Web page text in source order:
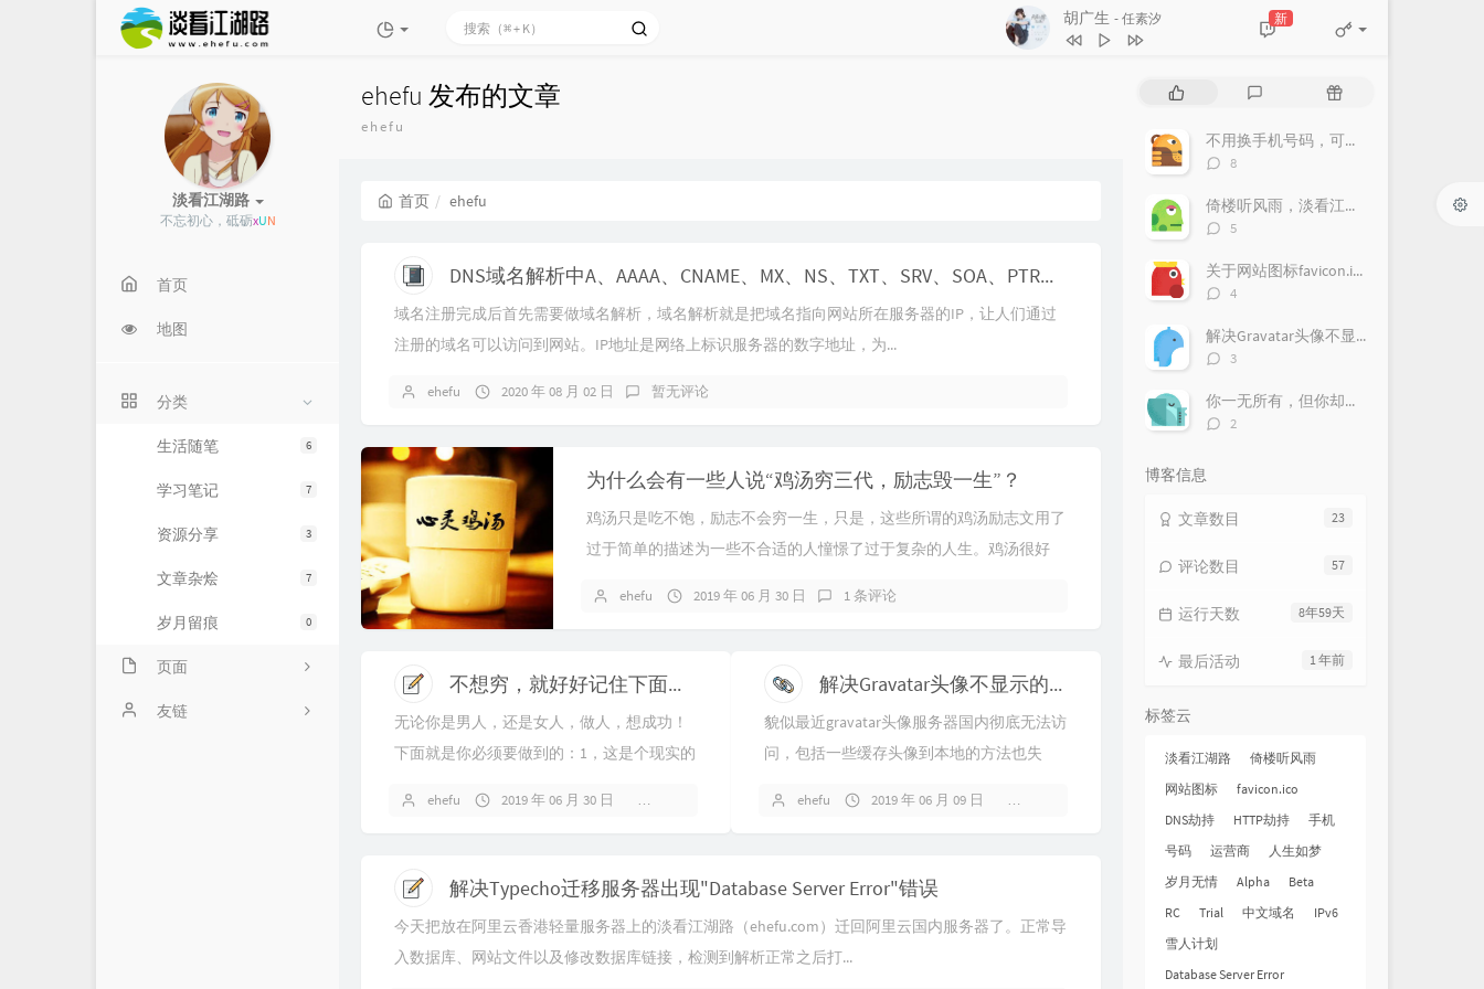
胡广生 - 任素汐 新
淡看江湖路
不忘初心，砥砺前行q
首页
地图
分类
6
生活随笔
7
学习笔记
3
资源分享
7
文章杂烩
0
岁月留痕
页面
关于我
友链
ehefu 发布的文章
ehefu
首页 ehefu
DNS域名解析中A、AAAA、CNAME、MX、NS、TXT、SRV、SOA、PTR各项记录的作用
域名注册完成后首先需要做域名解析，域名解析就是把域名指向网站所在服务器的IP，让人们通过
注册的域名可以访问到网站。IP地址是网络上标识服务器的数字地址，为...
ehefu 2020 年 08 月 02 日 暂无评论
为什么会有一些人说“鸡汤穷三代，励志毁一生”？
鸡汤只是吃不饱，励志不会穷一生，只是，这些所谓的鸡汤励志文用了
过于简单的描述为一些不合适的人憧憬了过于复杂的人生。鸡汤很好
ehefu 2019 年 06 月 30 日 1 条评论
不想穷，就好好记住下面的话！
无论你是男人，还是女人，做人，想成功！
下面就是你必须要做到的：1，这是个现实的
不要相信电影里的故事情节，那只是个供许...
ehefu 2019 年 06 月 30 日
解决Gravatar头像不显示的问题
貌似最近gravatar头像服务器国内彻底无法访
问，包括一些缓存头像到本地的方法也失
慢，现在是根本不能访问，...
ehefu 2019 年 06 月 09 日
解决Typecho迁移服务器出现"Database Server Error"错误
今天把放在阿里云香港轻量服务器上的淡看江湖路（ehefu.com）迁回阿里云国内服务器了。正常导
入数据库、网站文件以及修改数据库链接，检测到解析正常之后打...
评
随
文不用换手机号码，可以自主选择运营商
评
数：
8
倚楼听风雨，淡看江湖路
评
数：
5
关于网站图标favicon.ico
评
数：
4
解决Gravatar头像不显示的问题
评
数：
3
你一无所有，但你却拥有一切
评
2
博客信息
23
文章数目
57
评论数目
8年59天
运行天数
1 年前
最后活动
标签云
淡看江湖路
倚楼听风雨
网站图标
favicon.ico
DNS劫持
HTTP劫持
手机
号码
运营商
人生如梦
岁月无情
Alpha
Beta
RC
Trial 中文域名
IPv6
雪人计划
Database Server Error